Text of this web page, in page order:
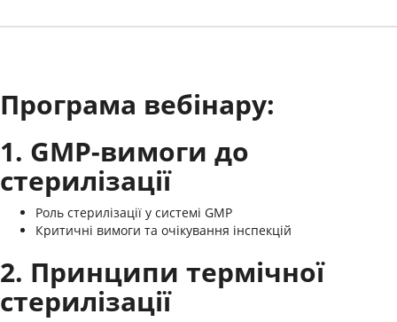
Програма вебінару:
1. GMP-вимоги до
стерилізації
Роль стерилізації у системі GMP
Критичні вимоги та очікування інспекцій
2. Принципи термічної
стерилізації